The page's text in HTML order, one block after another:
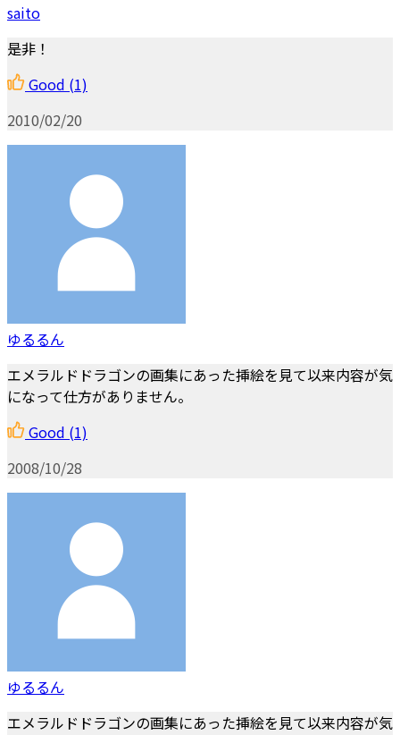
saito
是非！
Good (1)
2010/02/20
ゆるるん
エメラルドドラゴンの画集にあった挿絵を見て以来内容が気
になって仕方がありません。
Good (1)
2008/10/28
ゆるるん
エメラルドドラゴンの画集にあった挿絵を見て以来内容が気